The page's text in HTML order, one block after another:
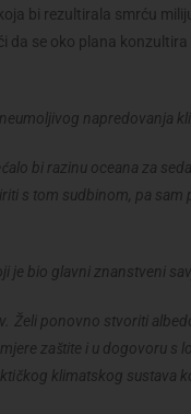
bi rezultirala smrću
se oko plana
napredovanja
bi razinu oceana za
s tom sudbinom, pa
je bio glavni znanstveni
Želi ponovno stvoriti
zaštite i u dogovoru s
klimatskog sustava